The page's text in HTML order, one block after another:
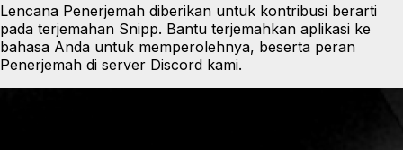
Lencana Penerjemah diberikan untuk kontribusi berarti
pada terjemahan Snipp. Bantu terjemahkan aplikasi ke
bahasa Anda untuk memperolehnya, beserta peran
Penerjemah di server Discord kami.